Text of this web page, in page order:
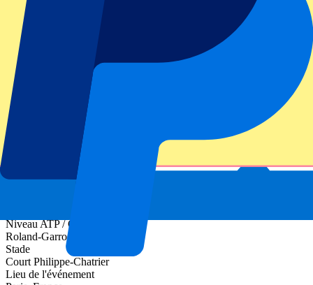
Informations sur l'événement
À propos de Roland-Garros Day 13 - Men's Semi
Niveau ATP / Grand Chelem
Roland-Garros 2027
Stade
Court Philippe-Chatrier
Lieu de l'événement